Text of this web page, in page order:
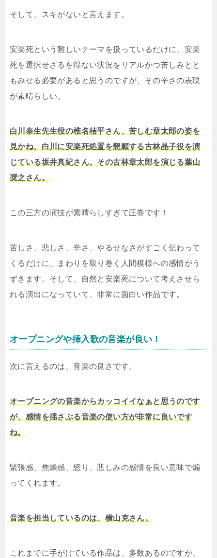
そして、スキがないと言えます。
安楽死という難しいテーマを扱っているだけに、安楽
死を選択せざるを得ない状況をリアルかつ苦しみとと
もみせる必要があると思うのですが、その辛さの表現
が素晴らしい。
白川泰生先生役の椎名桔平さん、苦しむ章太郎の姿を
見かね、白川に安楽死処置を懇願する古林晶子役を演
じている坂井真紀さん。その古林章太郎を演じる葉山
奨之さん。
この三方の演技が素晴らしすぎて圧巻です！
苦しさ、悲しさ、辛さ、やるせなさがすごく伝わって
くるだけに、まわりを取り巻く人間模様への感情がう
ずきます。そして、自然と安楽死について考えさせら
れる演出になっていて、非常に面白い作品です。
オープニングや挿入歌の音楽が良い！
次に言えるのは、音楽の良さです。
オープニングの音楽からカッコイイなぁと思うのです
が、感情を揺さぶる音楽の使い方が非常に良いです
ね。
緊張感、焦燥感、怒り、悲しみの感情を良い意味で煽
ってくれます。
音楽を担当しているのは、横山克さん。
これまでに手がけている作品は、多数あるのですが、